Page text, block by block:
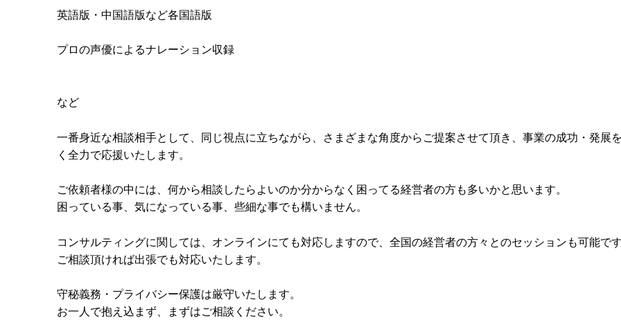
英語版・中国語版など各国語版
プロの声優によるナレーション収録
など
一番身近な相談相手として、同じ視点に立ちながら、さまざまな角度からご提案させて頂き、事業の成功・発展
く全力で応援いたします。
ご依頼者様の中には、何から相談したらよいのか分からなく困ってる経営者の方も多いかと思います。
困っている事、気になっている事、些細な事でも構いません。
コンサルティングに関しては、オンラインにても対応しますので、全国の経営者の方々とのセッションも可能で
ご相談頂ければ出張でも対応いたします。
守秘義務・プライバシー保護は厳守いたします。
お一人で抱え込まず、まずはご相談ください。